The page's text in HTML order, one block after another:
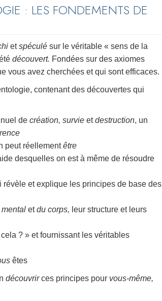
: LES FONDEMENTS DE
etspéculé sur le véritable « sens de la
découvert. Fondées sur des axiomes
vous avez cherchées et qui sont efficaces.
contenant des découvertes qui
de création, survie etdestruction, un
peut réellementêtre
desquelles on est à même de résoudre
révèle et explique les principes de base des
mental etdu corps, leur structure et leurs
? » et fournissant les véritables
êtes
découvrirces principes pour vous-même,